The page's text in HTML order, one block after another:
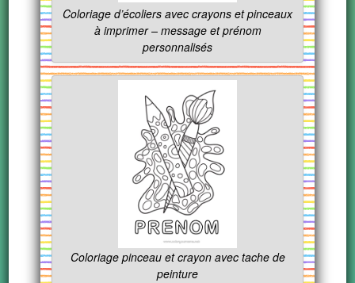
Coloriage d’écoliers avec crayons et pinceaux
à imprimer – message et prénom
personnalisés
Coloriage pinceau et crayon avec tache de
peinture